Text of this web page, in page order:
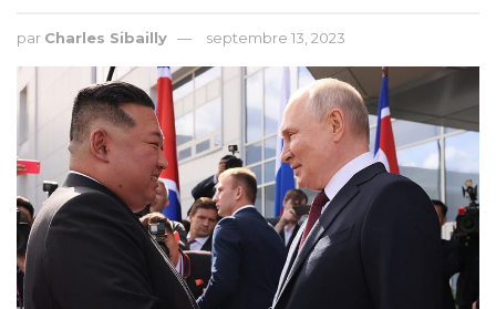
par Charles Sibailly septembre 13, 2023